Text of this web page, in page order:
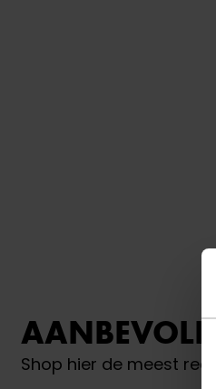
Shop hier de meest